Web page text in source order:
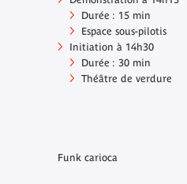
Durée : 15 min
Espace sous-pilotis
Initiation à 14h30
Durée : 30 min
Théâtre de verdure
Funk carioca